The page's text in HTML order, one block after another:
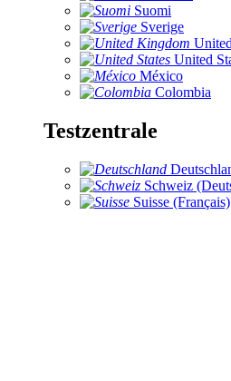
Suomi
Sverige
United
México
Colombia
Testzentrale
Schweiz
Suisse (Français)